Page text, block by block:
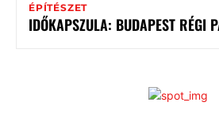
ÉPÍTÉSZET
IDŐKAPSZULA: BUDAPEST RÉGI